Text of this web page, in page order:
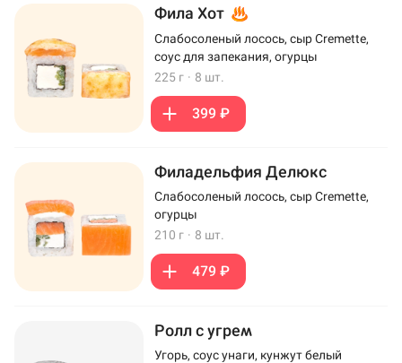
Фила Хот
Слабосоленый лосось, сыр Cremette,
соус для запекания, огурцы
225 г · 8 шт.
399 ₽
Филадельфия Делюкс
Слабосоленый лосось, сыр Cremette,
огурцы
210 г · 8 шт.
479 ₽
Ролл с угрем
Угорь, соус унаги, кунжут белый